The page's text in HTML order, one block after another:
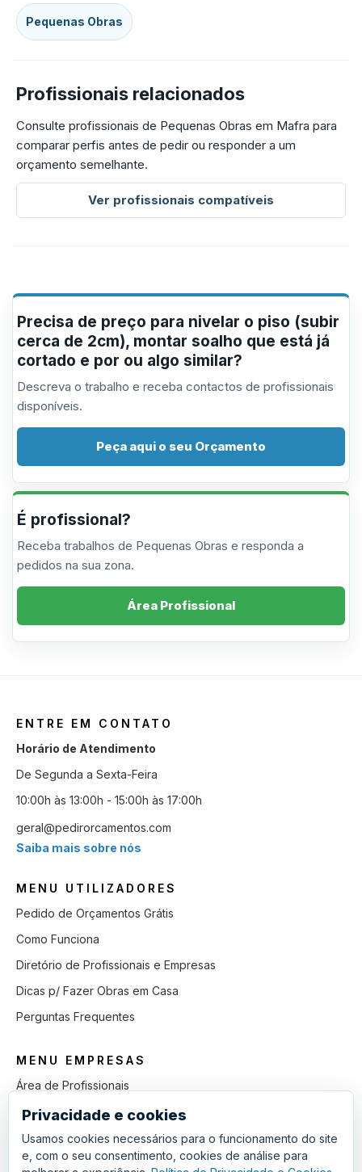
Pequenas Obras
Profissionais relacionados
Consulte profissionais de Pequenas Obras em Mafra para
comparar perfis antes de pedir ou responder a um
orçamento semelhante.
Ver profissionais compatíveis
Precisa de preço para nivelar o piso (subir
cerca de 2cm), montar soalho que está já
cortado e por ou algo similar?
Descreva o trabalho e receba contactos de profissionais
disponíveis.
Peça aqui o seu Orçamento
É profissional?
Receba trabalhos de Pequenas Obras e responda a
pedidos na sua zona.
Área Profissional
ENTRE EM CONTATO
Horário de Atendimento
De Segunda a Sexta-Feira
10:00h às 13:00h - 15:00h às 17:00h
geral@pedirorcamentos.com
Saiba mais sobre nós
MENU UTILIZADORES
Pedido de Orçamentos Grátis
Como Funciona
Diretório de Profissionais e Empresas
Dicas p/ Fazer Obras em Casa
Perguntas Frequentes
MENU EMPRESAS
Área de Profissionais
Como Funciona
Lista de Pedidos em Aberto
Como Ganhar mais Obras
Privacidade e cookies
Usamos cookies necessários para o funcionamento do site
e, com o seu consentimento, cookies de análise para